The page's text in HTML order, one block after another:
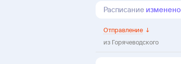
Расписание изменено
Отправление ↓
из Горячеводского